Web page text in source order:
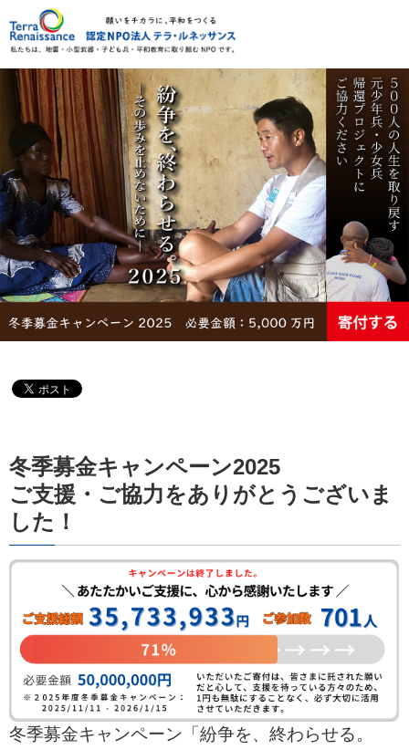
冬季募金キャンペーン2025
ご支援・ご協力をありがとうございま
した！
冬季募金キャンペーン「紛争を、終わらせる。